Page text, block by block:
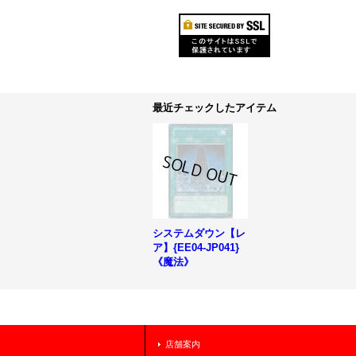
最近チェックしたアイテム
システムダウン【レ
ア】{EE04-JP041}
《魔法》
店舗案内